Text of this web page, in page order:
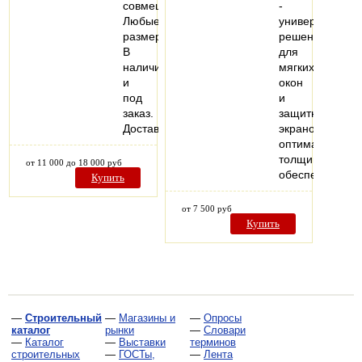
совмещенные.
Любые
размеры.
В
наличии
и
под
заказ.
Доставка.
от 11 000 до 18 000 руб
Купить
-
универсальное
решение
для
мягких
окон
и
защитных
экранов:
оптимальная
толщина
от 7 500 руб
Купить
— Строительный
каталог
— Каталог
строительных
— Магазины и
рынки
— Выставки
— ГОСТы,
— Опросы
— Словари
терминов
— Лента